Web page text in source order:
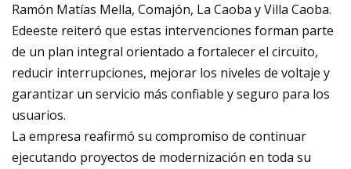
Ramón Matías Mella, Comajón, La Caoba y Villa Caoba.
Edeeste reiteró que estas intervenciones forman parte
de un plan integral orientado a fortalecer el circuito,
reducir interrupciones, mejorar los niveles de voltaje y
garantizar un servicio más confiable y seguro para los
usuarios.
La empresa reafirmó su compromiso de continuar
ejecutando proyectos de modernización en toda su